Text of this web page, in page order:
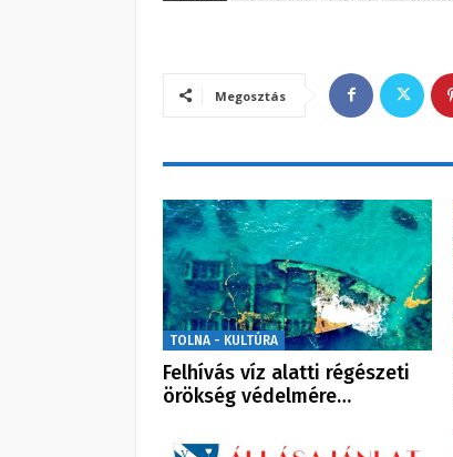
Megosztás
TOLNA - KULTÚRA
Felhívás víz alatti régészeti
örökség védelmére…